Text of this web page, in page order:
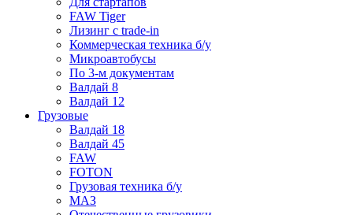
FAW Tiger
Лизинг с trade-in
Коммерческая техника б/у
Микроавтобусы
По 3-м документам
Валдай 8
Валдай 12
Грузовые
Валдай 18
Валдай 45
FAW
FOTON
Грузовая техника б/у
МАЗ